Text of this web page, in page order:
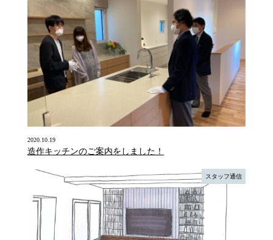
2020.10.19
造作キッチンのご案内をしました！
スタッフ通信